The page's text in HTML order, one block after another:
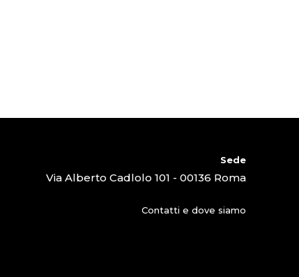
Sede
Via Alberto Cadlolo 101 - 00136 Roma
Contatti e dove siamo